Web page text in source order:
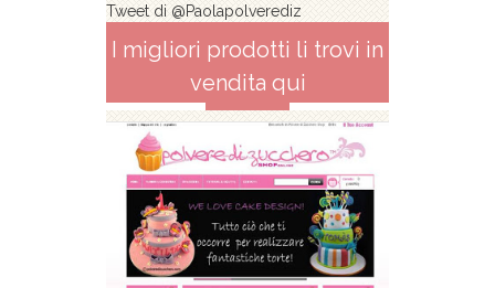
Tweet di @Paolapolverediz
I migliori prodotti li trovi in
vendita qui